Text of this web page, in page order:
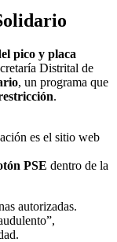
pico y placa
Distrital de
, un programa que
.
es el sitio web
PSE dentro de la
autorizadas.